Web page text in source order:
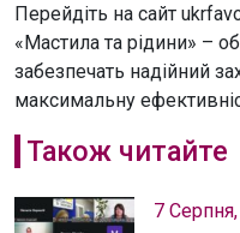
Перейдіть на сайт
«Мастила та рідини» –
забезпечать надійний
максимальну
Також читайте
7